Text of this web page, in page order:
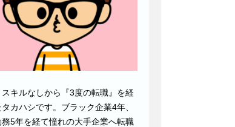
キルなしから『3度の転職』を経
カハシです。ブラック企業4年、
務5年を経て憧れの大手企業へ転職